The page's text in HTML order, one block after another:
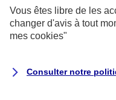
Siège social :
8-10, rue Paul
Vous êtes libre de les
changer d'avis à tout
mes cookies"
Consulter notre